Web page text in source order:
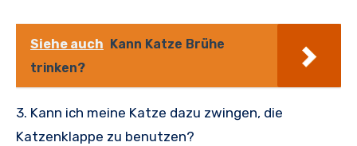
Siehe auch
Kann Katze Brühe
trinken?
3. Kann ich meine Katze dazu zwingen, die
Katzenklappe zu benutzen?